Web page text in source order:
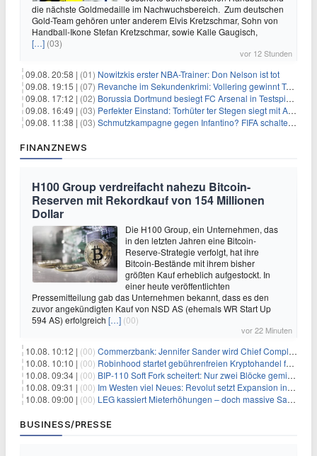
die nächste Goldmedaille im Nachwuchsbereich. Zum deutschen
Gold-Team gehören unter anderem Elvis Kretzschmar, Sohn von
Handball-Ikone Stefan Kretzschmar, sowie Kalle Gaugisch,
[…] (03)
vor 12 Stunden
09.08. 20:58 | (01) Nowitzkis erster NBA-Trainer: Don Nelson ist tot
09.08. 19:15 | (07) Revanche im Sekundenkrimi: Vollering gewinnt Tour
09.08. 17:12 | (02) Borussia Dortmund besiegt FC Arsenal in Testspiel mit 3:2
09.08. 16:49 | (03) Perfekter Einstand: Torhüter ter Stegen siegt mit Ajax
09.08. 11:38 | (03) Schmutzkampagne gegen Infantino? FIFA schaltet auf Angriff
FINANZNEWS
H100 Group verdreifacht nahezu Bitcoin-
Reserven mit Rekordkauf von 154 Millionen
Dollar
Die H100 Group, ein Unternehmen, das
in den letzten Jahren eine Bitcoin-
Reserve-Strategie verfolgt, hat ihre
Bitcoin-Bestände mit ihrem bisher
größten Kauf erheblich aufgestockt. In
einer heute veröffentlichten
Pressemitteilung gab das Unternehmen bekannt, dass es den
zuvor angekündigten Kauf von NSD AS (ehemals WR Start Up
594 AS) erfolgreich […] (00)
vor 22 Minuten
10.08. 10:12 | (00) Commerzbank: Jennifer Sander wird Chief Compliance Officer der
10.08. 10:10 | (00) Robinhood startet gebührenfreien Kryptohandel für britische Investoren
10.08. 09:34 | (00) BIP-110 Soft Fork scheitert: Nur zwei Blöcke gemined, bevor es zum Stillstand kommt
10.08. 09:31 | (00) Im Westen viel Neues: Revolut setzt Expansion in Europa fort
10.08. 09:00 | (00) LEG kassiert Mieterhöhungen – doch massive Sanierungskosten fressen Gewinne auf
BUSINESS/PRESSE